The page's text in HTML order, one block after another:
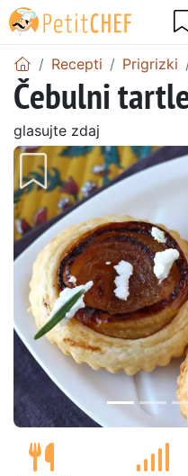
Recepti Prigrizki
Čebulni
glasujte zdaj
Prejšnji